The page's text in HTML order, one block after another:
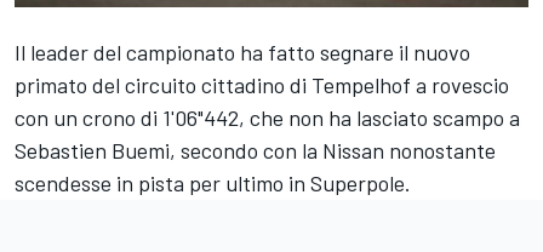
Il leader del campionato ha fatto segnare il nuovo
primato del circuito cittadino di Tempelhof a rovescio
con un crono di 1'06"442, che non ha lasciato scampo a
Sebastien Buemi, secondo con la Nissan nonostante
scendesse in pista per ultimo in Superpole.